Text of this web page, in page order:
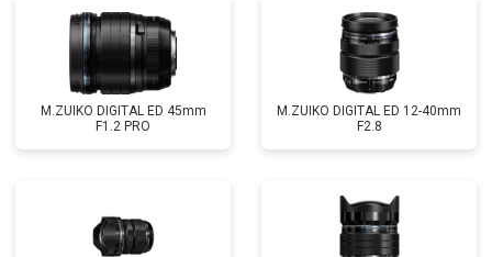
M.ZUIKO DIGITAL ED 45mm
F1.2 PRO
M.ZUIKO DIGITAL ED 12-40mm
F2.8